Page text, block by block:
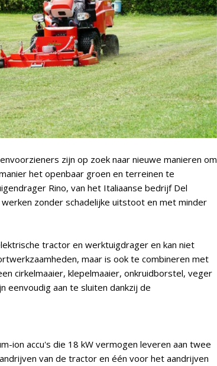
zijn op zoek naar nieuwe manieren om
het openbaar groen en terreinen te
Rino, van het Italiaanse bedrijf Del
zonder schadelijke uitstoot en met minder
tractor en werktuigdrager en kan niet
maar is ook te combineren met
cirkelmaaier, klepelmaaier, onkruidborstel, veger
eenvoudig aan te sluiten dankzij de
ion accu's die 18 kW vermogen leveren aan twee
van de tractor en één voor het aandrijven